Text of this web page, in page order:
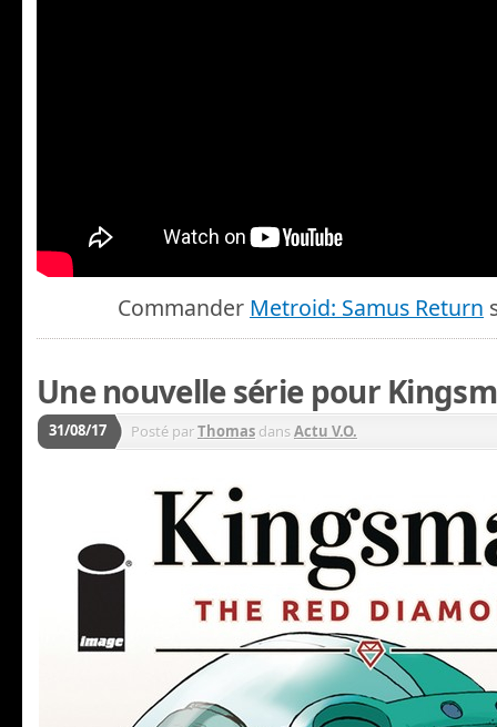
Commander Metroid: Samus Return
Une nouvelle série pour
31/08/17 Posté parThomas dansActu V.O.